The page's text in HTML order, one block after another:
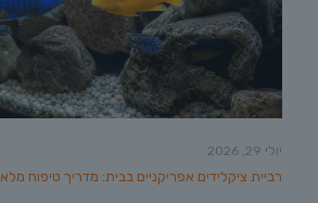
יולי 29, 2026
רביית ציקלידים אפריקניים בבית: מדריך טיפוח מלא